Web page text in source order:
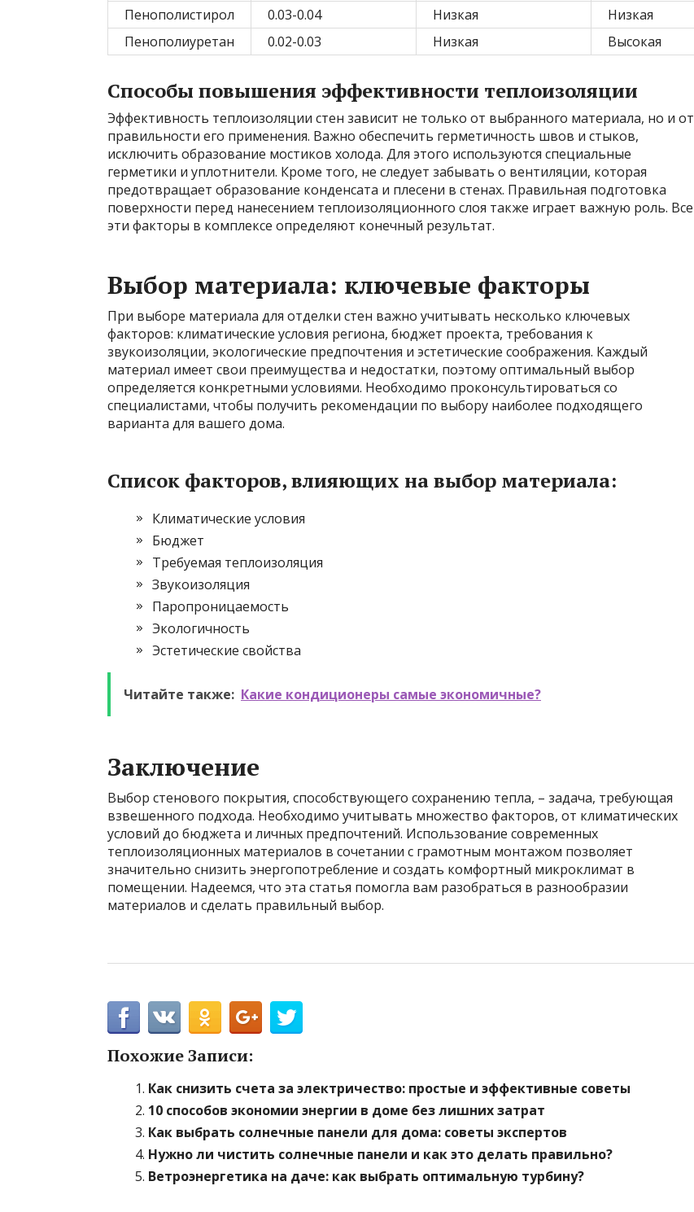
Пенополистирол 0.03-0.04 Низкая Низкая
Пенополиуретан
0.02-0.03 Низкая Высокая
Способы повышения эффективности теплоизоляции
Эффективность теплоизоляции стен зависит не только от выбранного материала, но и от
правильности его применения. Важно обеспечить герметичность швов и стыков,
исключить образование мостиков холода. Для этого используются специальные
герметики и уплотнители. Кроме того, не следует забывать о вентиляции, которая
предотвращает образование конденсата и плесени в стенах. Правильная подготовка
поверхности перед нанесением теплоизоляционного слоя также играет важную роль. Все
эти факторы в комплексе определяют конечный результат.
Выбор материала: ключевые факторы
При выборе материала для отделки стен важно учитывать несколько ключевых
факторов: климатические условия региона, бюджет проекта, требования к
звукоизоляции, экологические предпочтения и эстетические соображения. Каждый
материал имеет свои преимущества и недостатки, поэтому оптимальный выбор
определяется конкретными условиями. Необходимо проконсультироваться со
специалистами, чтобы получить рекомендации по выбору наиболее подходящего
варианта для вашего дома.
Список факторов, влияющих на выбор материала:
Климатические условия
Бюджет
Требуемая теплоизоляция
Звукоизоляция
Паропроницаемость
Экологичность
Эстетические свойства
Читайте также: Какие кондиционеры самые экономичные?
Заключение
Выбор стенового покрытия, способствующего сохранению тепла, – задача, требующая
взвешенного подхода. Необходимо учитывать множество факторов, от климатических
условий до бюджета и личных предпочтений. Использование современных
теплоизоляционных материалов в сочетании с грамотным монтажом позволяет
значительно снизить энергопотребление и создать комфортный микроклимат в
помещении. Надеемся, что эта статья помогла вам разобраться в разнообразии
материалов и сделать правильный выбор.
Похожие Записи:
Как снизить счета за электричество: простые и эффективные советы
10 способов экономии энергии в доме без лишних затрат
Как выбрать солнечные панели для дома: советы экспертов
Нужно ли чистить солнечные панели и как это делать правильно?
Ветроэнергетика на даче: как выбрать оптимальную турбину?